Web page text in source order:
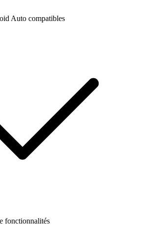
Auto compatibles
fonctionnalités